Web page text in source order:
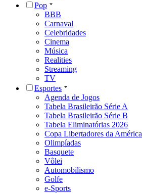
Pop
BBB
Carnaval
Celebridades
Cinema
Música
Realities
Streaming
TV
Esportes
Agenda de Jogos
Tabela Brasileirão Série A
Tabela Brasileirão Série B
Tabela Eliminatórias 2026
Copa Libertadores da América
Olimpíadas
Basquete
Vôlei
Automobilismo
Golfe
e-Sports